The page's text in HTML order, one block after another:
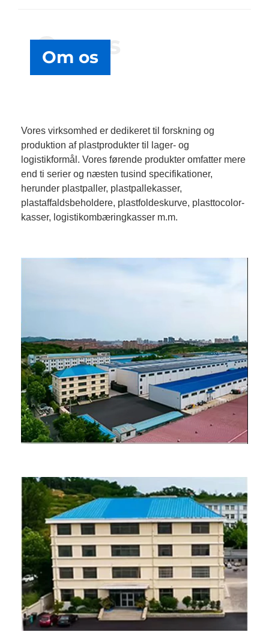
Om os
Om os
Vores virksomhed er dedikeret til forskning og
produktion af plastprodukter til lager- og
logistikformål. Vores førende produkter omfatter mere
end ti serier og næsten tusind specifikationer,
herunder plastpaller, plastpallekasser,
plastaffaldsbeholdere, plastfoldeskurve, plasttocolor-
kasser, logistikombæringkasser m.m.